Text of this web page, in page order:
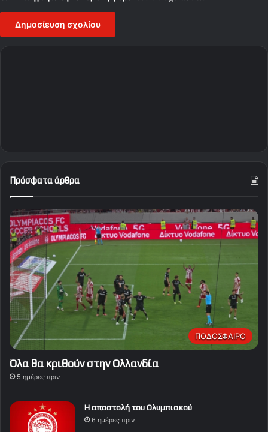
Πρόσφατα άρθρα
ΠΟΔΟΣΦΑΙΡΟ
Όλα θα κριθούν στην Ολλανδία
5 ημέρες πριν
Η αποστολή του Ολυμπιακού
6 ημέρες πριν